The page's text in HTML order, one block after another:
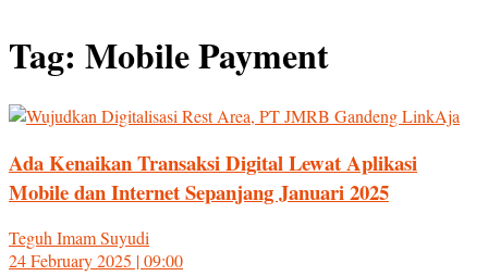
Tag: Mobile Payment
Ada Kenaikan Transaksi Digital Lewat Aplikasi
Mobile dan Internet Sepanjang Januari 2025
Teguh Imam Suyudi
24 February 2025 | 09:00